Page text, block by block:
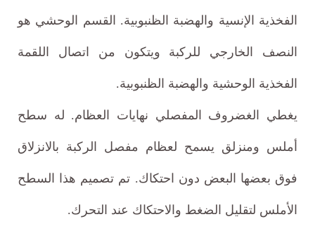
الفخذية الإنسية والهضبة الظنبوبية. القسم الوحشي هو
النصف الخارجي للركبة ويتكون من اتصال اللقمة
الفخذية الوحشية والهضبة الظنبوبية.
يغطي الغضروف المفصلي نهايات العظام. له سطح
أملس ومنزلق يسمح لعظام مفصل الركبة بالانزلاق
فوق بعضها البعض دون احتكاك. تم تصميم هذا السطح
الأملس لتقليل الضغط والاحتكاك عند التحرك.